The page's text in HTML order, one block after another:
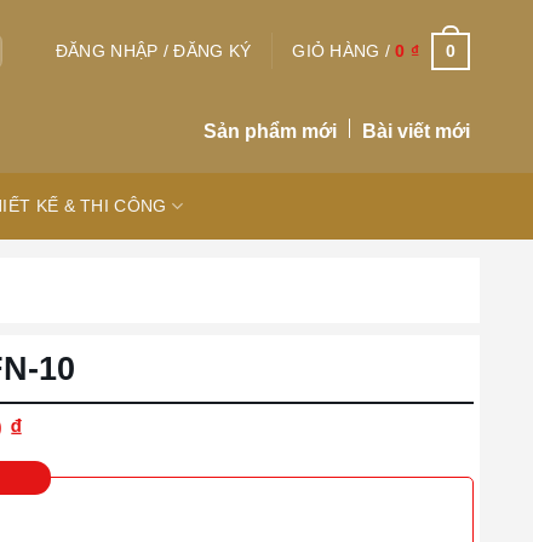
ĐĂNG NHẬP / ĐĂNG KÝ GIỎ HÀNG /0 ₫ 0
Sản phẩm mới Bài viết mới
KẾ & THI CÔNG
10
₫.
₫
tại
là: